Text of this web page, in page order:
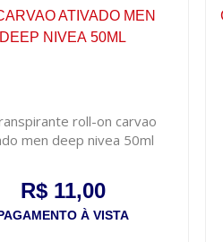
roll-on carvao
men deep nivea 50ml
R$ 11,00
À VISTA